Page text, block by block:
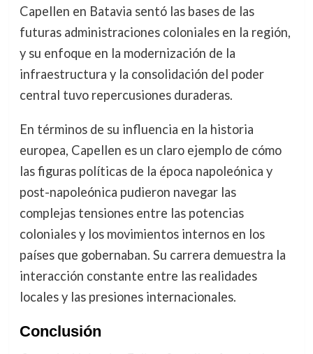
Capellen en Batavia sentó las bases de las
futuras administraciones coloniales en la región,
y su enfoque en la modernización de la
infraestructura y la consolidación del poder
central tuvo repercusiones duraderas.
En términos de su influencia en la historia
europea, Capellen es un claro ejemplo de cómo
las figuras políticas de la época napoleónica y
post-napoleónica pudieron navegar las
complejas tensiones entre las potencias
coloniales y los movimientos internos en los
países que gobernaban. Su carrera demuestra la
interacción constante entre las realidades
locales y las presiones internacionales.
Conclusión